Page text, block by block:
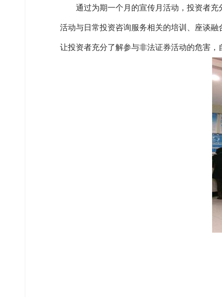
通过为期一个月的宣传月活动，投资者充
活动与日常投资咨询服务相关的培训、座谈
让投资者充分了解参与非法证券活动的危害